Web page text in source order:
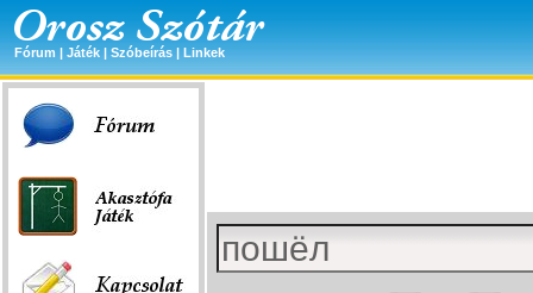
Fórum | Játék | Szóbeírás | Linkek